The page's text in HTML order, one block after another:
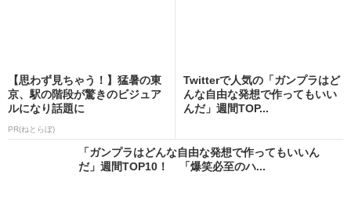
【思わず見ちゃう！】猛暑の東
京、駅の階段が驚きのビジュア
ルになり話題に
PR(ねとらぼ)
Twitterで人気の「ガンプラはど
んな自由な発想で作ってもいい
んだ」週間TOP...
「ガンプラはどんな自由な発想で作ってもいいん
だ」週間TOP10！ 「爆笑必至のハ...